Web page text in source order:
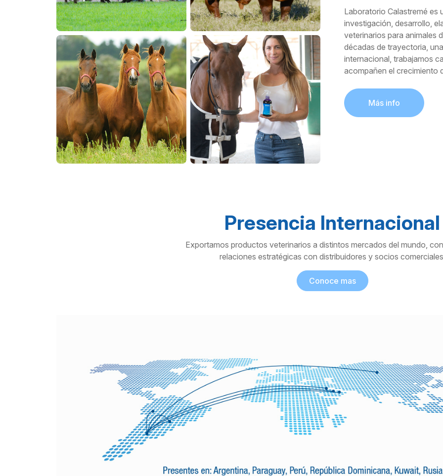
Laboratorio Calastremé es
investigación, desarrollo,
veterinarios para animales
décadas de trayectoria,
internacional, trabajamos
acompañen el crecimiento
Más info
Presencia Internacional
Exportamos productos veterinarios a distintos mercados del mundo,
relaciones estratégicas con distribuidores y socios
Conoce mas